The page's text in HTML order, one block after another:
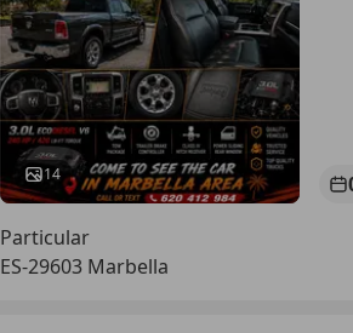
14
Particular
ES-29603 Marbella